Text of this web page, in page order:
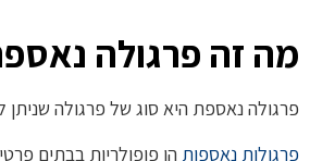
מה זה פרגולה
פרגולה נאספת היא סוג של פרגולה שניתן
פרגולות נאספות הן פופולריות בבתים